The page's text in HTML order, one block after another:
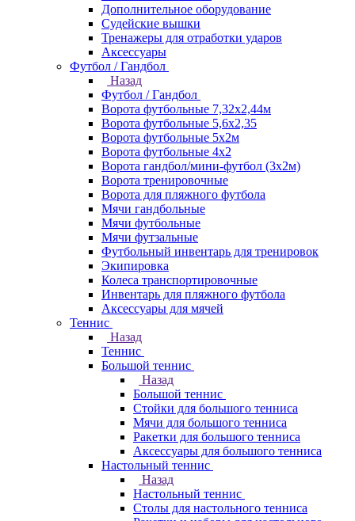
Дополнительное оборудование
Судейские вышки
Тренажеры для отработки ударов
Аксессуары
Футбол / Гандбол
Назад
Футбол / Гандбол
Ворота футбольные 7,32х2,44м
Ворота футбольные 5,6х2,35
Ворота футбольные 5х2м
Ворота футбольные 4х2
Ворота гандбол/мини-футбол (3х2м)
Ворота тренировочные
Ворота для пляжного футбола
Мячи гандбольные
Мячи футбольные
Мячи футзальные
Футбольный инвентарь для тренировок
Экипировка
Колеса транспортировочные
Инвентарь для пляжного футбола
Аксессуары для мячей
Теннис
Назад
Теннис
Большой теннис
Назад
Большой теннис
Стойки для большого тенниса
Мячи для большого тенниса
Ракетки для большого тенниса
Аксессуары для большого тенниса
Настольный теннис
Назад
Настольный теннис
Столы для настольного тенниса